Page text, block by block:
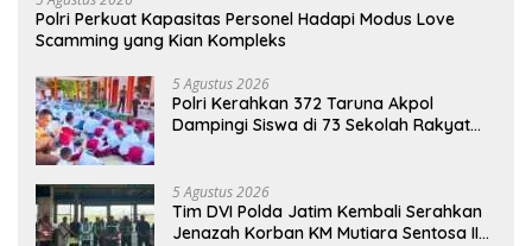
Polri Perkuat Kapasitas Personel Hadapi Modus Love
Scamming yang Kian Kompleks
5 Agustus 2026
Polri Kerahkan 372 Taruna Akpol
Dampingi Siswa di 73 Sekolah Rakyat
5 Agustus 2026
Tim DVI Polda Jatim Kembali Serahkan
Jenazah Korban KM Mutiara Sentosa II